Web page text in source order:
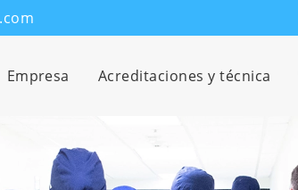
Empresa Acreditaciones y técnica